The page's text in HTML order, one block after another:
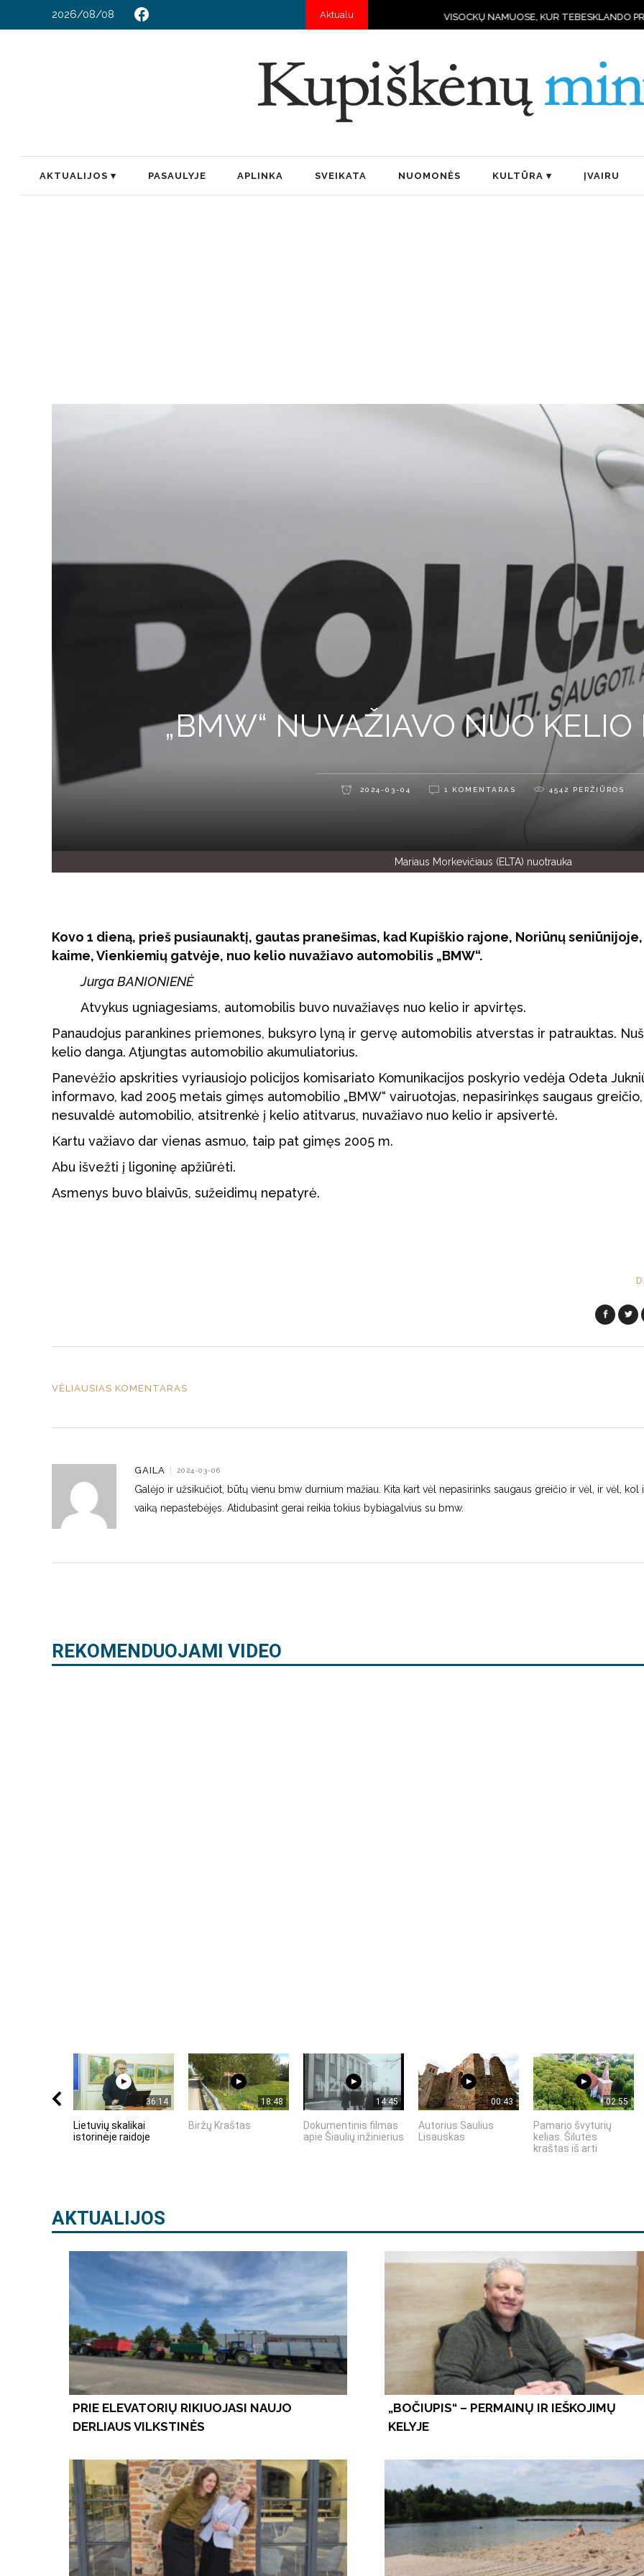
2026/08/08 AktualuVISOCKŲ NAMUOSE, KUR TEBESKLANDO PRIEŠKARIO DVASIA IR
AKTUALIJOS PASAULYJE APLINKA SVEIKATA NUOMONĖS KULTŪRA ĮVAIRU
„BMW“ NUVAŽIAVO NUO KELIO
2024-03-04 1 KOMENTARAS 4542 PERŽIŪROS
Mariaus Morkevičiaus (ELTA) nuotrauka
Kovo 1 dieną, prieš pusiaunaktį, gautas pranešimas, kad Kupiškio rajone, Noriūnų
kaime, Vienkiemių gatvėje, nuo kelio nuvažiavo automobilis „BMW“.
Jurga BANIONIENĖ
Atvykus ugniagesiams, automobilis buvo nuvažiavęs nuo kelio ir apvirtęs.
Panaudojus parankines priemones, buksyro lyną ir gervę automobilis atverstas ir patrauktas.
kelio danga. Atjungtas automobilio akumuliatorius.
Panevėžio apskrities vyriausiojo policijos komisariato Komunikacijos poskyrio vedėja Odeta
informavo, kad 2005 metais gimęs automobilio „BMW“ vairuotojas, nepasirinkęs saugaus greičio,
nesuvaldė automobilio, atsitrenkė į kelio atitvarus, nuvažiavo nuo kelio ir apsivertė.
Kartu važiavo dar vienas asmuo, taip pat gimęs 2005 m.
Abu išvežti į ligoninę apžiūrėti.
Asmenys buvo blaivūs, sužeidimų nepatyrė.
VĖLIAUSIAS KOMENTARAS
GAILA | 2024-03-06
Galėjo ir užsikučiot, būtų vienu bmw durnium mažiau. Kita kart vėl nepasirinks saugaus greičio ir vėl, ir vėl, kol
vaiką nepastebėjęs. Atidubasint gerai reikia tokius bybiagalvius su bmw.
REKOMENDUOJAMI VIDEO
36:14
Lietuvių skalikai
istorinėje raidoje
18:48
Biržų Kraštas
14:45
Dokumentinis filmas
apie Šiaulių inžinierius
00:43
Autorius Saulius
Lisauskas
02:55
Pamario švyturių
kelias. Šilutės
kraštas iš arti
AKTUALIJOS
PRIE ELEVATORIŲ RIKIUOJASI NAUJO
DERLIAUS VILKSTINĖS
„BOČIUPIS“ – PERMAINŲ IR IEŠKOJIMŲ
KELYJE